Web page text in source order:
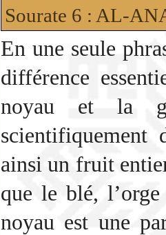
Sourate 6 : AL-
En une seule
différence
noyau et la
scientifiquement
ainsi un fruit
que le blé,
noyau est une